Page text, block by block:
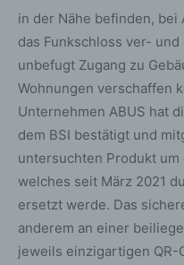
in der Nähe befinden,
das Funkschloss ver-
unbefugt Zugang zu
Wohnungen verschaffen
Unternehmen ABUS hat
dem BSI bestätigt und
untersuchten Produkt
welches seit März 2021
ersetzt werde. Das
anderem an einer
jeweils einzigartigen QR-